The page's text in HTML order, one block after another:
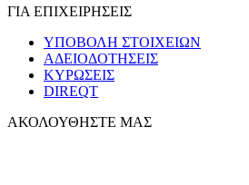
ΓΙΑ ΕΠΙΧΕΙΡΗΣΕΙΣ
ΥΠΟΒΟΛΗ ΣΤΟΙΧΕΙΩΝ
ΑΔΕΙΟΔΟΤΗΣΕΙΣ
ΚΥΡΩΣΕΙΣ
DIREQT
ΑΚΟΛΟΥΘΗΣΤΕ ΜΑΣ